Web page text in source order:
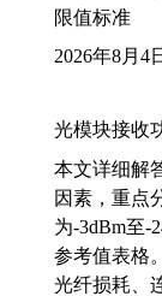
限值标准
2026年8月4
光模块接收
本文详细解
因素，重点
为-3dBm至-
参考值表格
光纤损耗、